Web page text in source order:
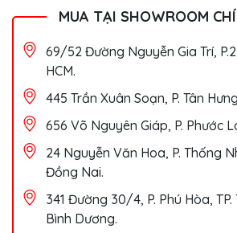
MUA TẠI SHOWROOM
69/52 Đường Nguyễn Gia Trí,
HCM.
445 Trần Xuân Soạn, P. Tân
656 Võ Nguyên Giáp, P. Phước
24 Nguyễn Văn Hoa, P. Thống
Đồng Nai.
341 Đường 30/4, P. Phú Hòa,
Bình Dương.